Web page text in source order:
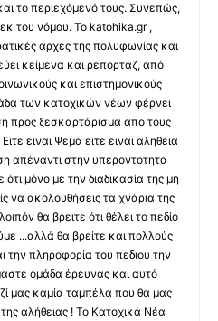
το περιεχόμενό τους. Συνεπώς,
του νόμου. Το katohika.gr ,
αρχές της πολυφωνίας και
κείμενα και ρεπορτάζ, από
και επιστημονικούς
των κατοχικών νέων φέρνει
προς ξεσκαρτάρισμα απο τους
ειναι Ψεμα ειτε ειναι αληθεια
απέναντι στην υπεροντοτητα
μόνο με την διαδικασία της μη
να ακολουθήσεις τα χνάρια της
θα βρειτε ότι θέλει το πεδίο
...αλλά θα βρείτε και πολλούς
πληροφορία του πεδιου την
ομάδα έρευνας και αυτό
μας καμία ταμπέλα που θα μας
αλήθειας ! Το Κατοχικά Νέα